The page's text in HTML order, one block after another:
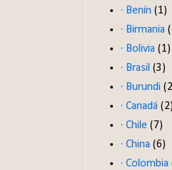
· Benín (1)
· Birmania
· Bolivia (1)
· Brasil (3)
· Burundi
· Canadá (2)
· Chile (7)
· China (6)
· Colombia